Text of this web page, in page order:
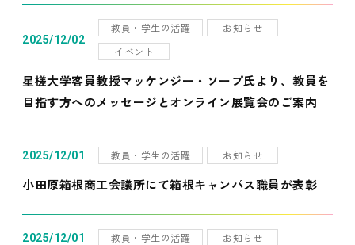
2025/12/02
教員・学生の活躍
お知らせ
イベント
星槎大学客員教授マッケンジー・ソープ氏より、教員を
目指す方へのメッセージとオンライン展覧会のご案内
2025/12/01 教員・学生の活躍 お知らせ
小田原箱根商工会議所にて箱根キャンパス職員が表彰
2025/12/01 教員・学生の活躍 お知らせ